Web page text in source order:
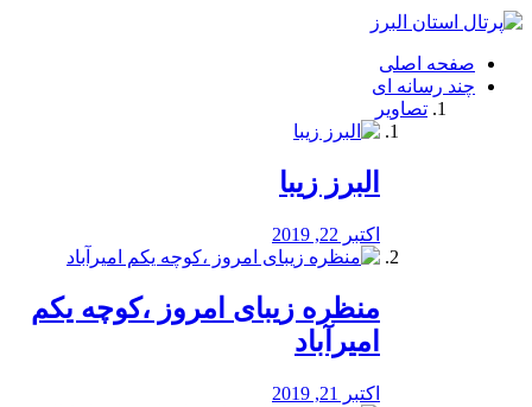
فصد
شرق
تهران
خشکشویی
صفحه اصلی
چند رسانه ای
تصاویر
البرز زیبا
اکتبر 22, 2019
منظره‌‌ زیبای امروز ،کوچه یکم
امیرآباد
اکتبر 21, 2019